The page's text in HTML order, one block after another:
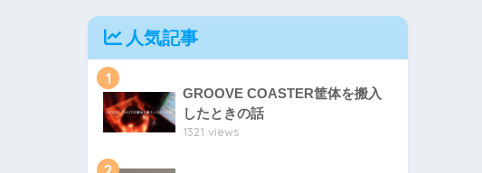
人気記事
1
GROOVE COASTER筐体を搬入
したときの話
1321 views